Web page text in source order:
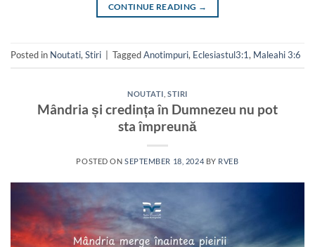
CONTINUE READING →
Posted in Noutati, Stiri TaggedAnotimpuri, Eclesiastul3:1, Maleahi 3:6
NOUTATI ,STIRI
Mândria și credința în Dumnezeu nu pot
sta împreună
POSTED ON SEPTEMBER 18, 2024 BY RVEB